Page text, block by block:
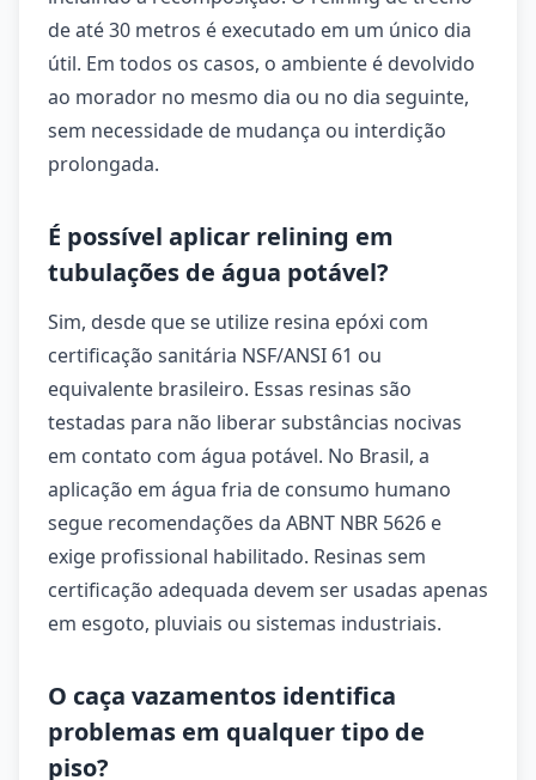
de até 30 metros é executado em um único dia
útil. Em todos os casos, o ambiente é devolvido
ao morador no mesmo dia ou no dia seguinte,
sem necessidade de mudança ou interdição
prolongada.
É possível aplicar relining em
tubulações de água potável?
Sim, desde que se utilize resina epóxi com
certificação sanitária NSF/ANSI 61 ou
equivalente brasileiro. Essas resinas são
testadas para não liberar substâncias nocivas
em contato com água potável. No Brasil, a
aplicação em água fria de consumo humano
segue recomendações da ABNT NBR 5626 e
exige profissional habilitado. Resinas sem
certificação adequada devem ser usadas apenas
em esgoto, pluviais ou sistemas industriais.
O caça vazamentos identifica
problemas em qualquer tipo de
piso?